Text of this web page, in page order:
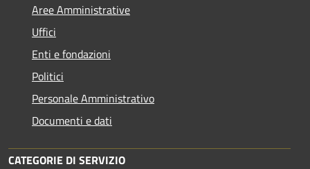
Aree Amministrative
Uffici
Enti e fondazioni
Politici
Personale Amministrativo
Documenti e dati
CATEGORIE DI SERVIZIO